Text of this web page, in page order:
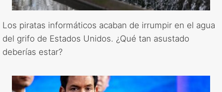
Los piratas informáticos acaban de irrumpir en el agua
del grifo de Estados Unidos. ¿Qué tan asustado
deberías estar?